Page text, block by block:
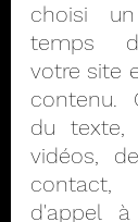
choisi
temps
votre site
contenu.
du texte,
vidéos,
d'appel